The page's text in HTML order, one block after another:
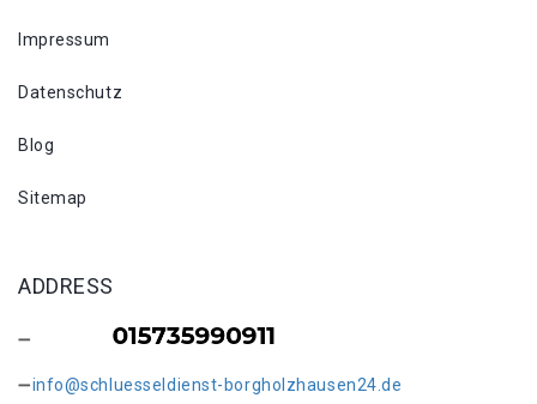
Impressum
Datenschutz
Blog
Sitemap
ADDRESS
info@schluesseldienst-borgholzhausen24.de